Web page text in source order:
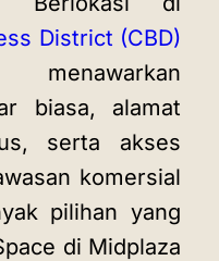
District (CBD)
biasa, alamat
serta akses
komersial
pilihan yang
di Midplaza